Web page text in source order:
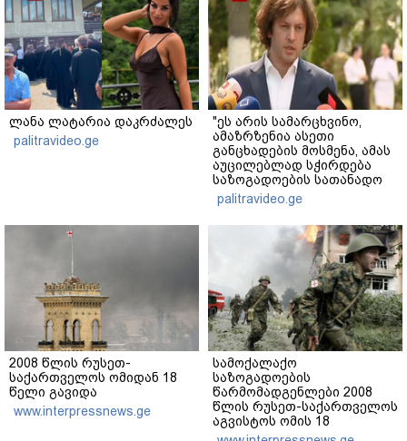
ლანა ლატარია დაკრძალეს
palitravideo.ge
"ეს არის სამარცხვინო,
ამაზრზენია ასეთი
განცხადების მოსმენა, ამას
აუცილებლად სჭირდება
საზოგადოების სათანადო
რეაქცია" - ირაკლი
კობახიძე
palitravideo.ge
2008 წლის რუსეთ-
საქართველოს ომიდან 18
წელი გავიდა
www.interpressnews.ge
სამოქალაქო
საზოგადოების
წარმომადგენლები 2008
წლის რუსეთ-საქართველოს
აგვისტოს ომის 18
წლისთავთან